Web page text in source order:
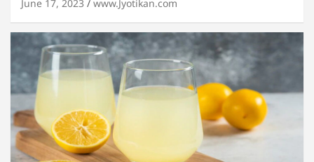
June 17, 2023 www.Jyotikan.com